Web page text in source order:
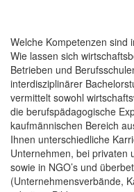
Welche Kompetenzen sind
Wie lassen sich
Betrieben und
interdisziplinärer
vermittelt sowohl
die berufspädagogische
kaufmännischen Bereich
Ihnen unterschiedliche
Unternehmen, bei privaten
sowie in NGO’s und
(Unternehmensverbände,